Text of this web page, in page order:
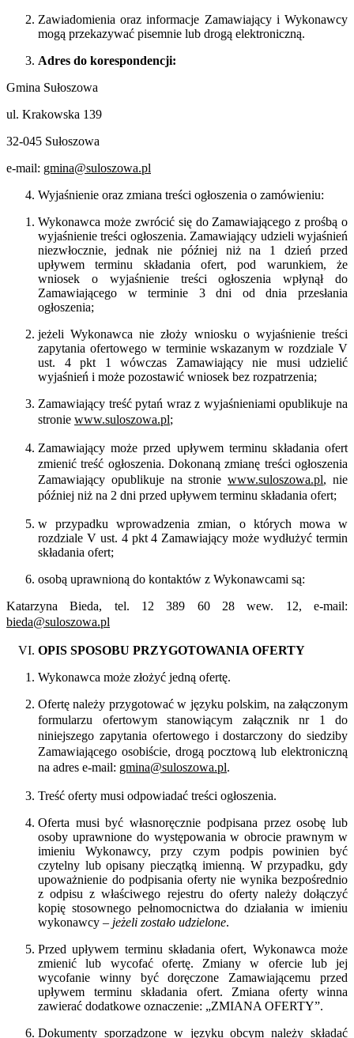
Zawiadomienia oraz informacje Zamawiający i Wykonawcy
mogą przekazywać pisemnie lub drogą elektroniczną.
Adres do korespondencji:
Gmina Sułoszowa
ul. Krakowska 139
32-045 Sułoszowa
e-mail: gmina@suloszowa.pl
Wyjaśnienie oraz zmiana treści ogłoszenia o zamówieniu:
Wykonawca może zwrócić się do Zamawiającego z prośbą o
wyjaśnienie treści ogłoszenia. Zamawiający udzieli wyjaśnień
niezwłocznie, jednak nie później niż na 1 dzień przed
upływem terminu składania ofert, pod warunkiem, że
wniosek o wyjaśnienie treści ogłoszenia wpłynął do
Zamawiającego w terminie 3 dni od dnia przesłania
ogłoszenia;
jeżeli Wykonawca nie złoży wniosku o wyjaśnienie treści
zapytania ofertowego w terminie wskazanym w rozdziale V
ust. 4 pkt 1 wówczas Zamawiający nie musi udzielić
wyjaśnień i może pozostawić wniosek bez rozpatrzenia;
Zamawiający treść pytań wraz z wyjaśnieniami opublikuje na
stronie www.suloszowa.pl;
Zamawiający może przed upływem terminu składania ofert
zmienić treść ogłoszenia. Dokonaną zmianę treści ogłoszenia
Zamawiający opublikuje na stroniewww.suloszowa.pl, nie
później niż na 2 dni przed upływem terminu składania ofert;
w przypadku wprowadzenia zmian, o których mowa w
rozdziale V ust. 4 pkt 4 Zamawiający może wydłużyć termin
składania ofert;
osobą uprawnioną do kontaktów z Wykonawcami są:
Katarzyna Bieda, tel. 12 389 60 28 wew. 12, e-mail:
bieda@suloszowa.pl
OPIS SPOSOBU PRZYGOTOWANIA OFERTY
Wykonawca może złożyć jedną ofertę.
Ofertę należy przygotować w języku polskim, na załączonym
formularzu ofertowym stanowiącym załącznik nr 1 do
niniejszego zapytania ofertowego i dostarczony do siedziby
Zamawiającego osobiście, drogą pocztową lub elektroniczną
na adres e-mail: gmina@suloszowa.pl.
Treść oferty musi odpowiadać treści ogłoszenia.
Oferta musi być własnoręcznie podpisana przez osobę lub
osoby uprawnione do występowania w obrocie prawnym w
imieniu Wykonawcy, przy czym podpis powinien być
czytelny lub opisany pieczątką imienną. W przypadku, gdy
upoważnienie do podpisania oferty nie wynika bezpośrednio
z odpisu z właściwego rejestru do oferty należy dołączyć
kopię stosownego pełnomocnictwa do działania w imieniu
wykonawcy – jeżeli zostało udzielone.
Przed upływem terminu składania ofert, Wykonawca może
zmienić lub wycofać ofertę. Zmiany w ofercie lub jej
wycofanie winny być doręczone Zamawiającemu przed
upływem terminu składania ofert. Zmiana oferty winna
zawierać dodatkowe oznaczenie: „ZMIANA OFERTY”.
Dokumenty sporządzone w języku obcym należy składać